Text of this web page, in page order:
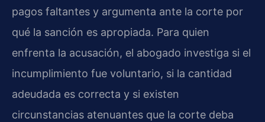
pagos faltantes y argumenta ante la corte por
qué la sanción es apropiada. Para quien
enfrenta la acusación, el abogado investiga si el
incumplimiento fue voluntario, si la cantidad
adeudada es correcta y si existen
circunstancias atenuantes que la corte deba